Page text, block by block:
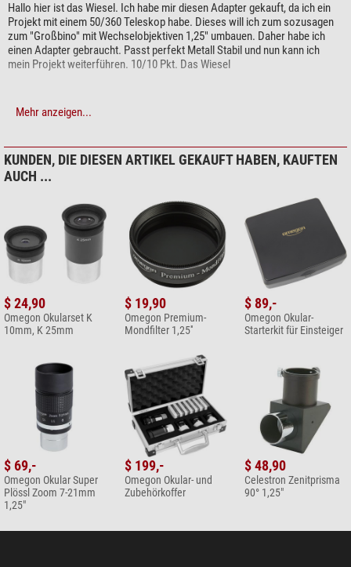
Hallo hier ist das Wiesel. Ich habe mir diesen Adapter gekauft, da ich ein
Projekt mit einem 50/360 Teleskop habe. Dieses will ich zum sozusagen
zum "Großbino" mit Wechselobjektiven 1,25" umbauen. Daher habe ich
einen Adapter gebraucht. Passt perfekt Metall Stabil und nun kann ich
mein Projekt weiterführen. 10/10 Pkt. Das Wiesel
Schreiben Sie Ihre eigene Rezension
Haben Sie spezifische Fragen zu Ihrer Bestellung oder Ihrem
Produkt?
Ihre Kundenmeinung hinzufügen
Mehr anzeigen...
KUNDEN, DIE DIESEN ARTIKEL GEKAUFT HABEN, KAUFTEN
AUCH ...
$ 24,90
Omegon Okularset K
10mm, K 25mm
$ 19,90
Omegon Premium-
Mondfilter 1,25''
$ 89,-
Omegon Okular-
Starterkit für Einsteiger
$ 69,-
Omegon Okular Super
Plössl Zoom 7-21mm
1,25"
$ 199,-
Omegon Okular- und
Zubehörkoffer
$ 48,90
Celestron Zenitprisma
90° 1,25"